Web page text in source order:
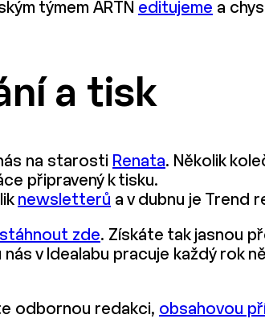
týmem ARTN editujeme a
a tisk
na starosti Renata. Několik
připravený k tisku.
newsletterů a v dubnu je Trend
stáhnout zde. Získáte tak jasnou
v Idealabu pracuje každý
odbornou redakci, obsahovou